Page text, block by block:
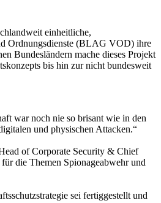
einheitliche,
Ordnungsdienste (BLAG VOD) ihre
Bundesländern mache dieses Projekt
bis hin zur nicht bundesweit
war noch nie so brisant wie in den
und physischen Attacken.“
of Corporate Security & Chief
die Themen Spionageabwehr und
sei fertiggestellt und